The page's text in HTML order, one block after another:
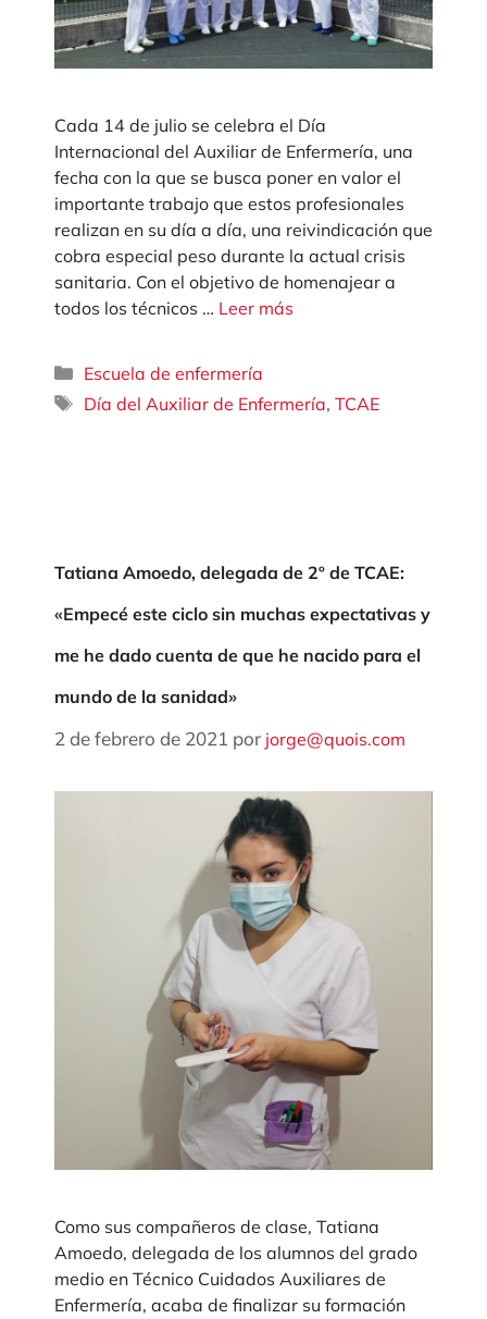
Cada 14 de julio se celebra el Día
Internacional del Auxiliar de Enfermería, una
fecha con la que se busca poner en valor el
importante trabajo que estos profesionales
realizan en su día a día, una reivindicación que
cobra especial peso durante la actual crisis
sanitaria. Con el objetivo de homenajear a
todos los técnicos … Leer más
Categorías
Escuela de enfermería
Etiquetas
Día del Auxiliar de Enfermería,TCAE
Tatiana Amoedo, delegada de 2º de TCAE:
«Empecé este ciclo sin muchas expectativas y
me he dado cuenta de que he nacido para el
mundo de la sanidad»
2 de febrero de 2021 por jorge@quois.com
Como sus compañeros de clase, Tatiana
Amoedo, delegada de los alumnos del grado
medio en Técnico Cuidados Auxiliares de
Enfermería, acaba de finalizar su formación